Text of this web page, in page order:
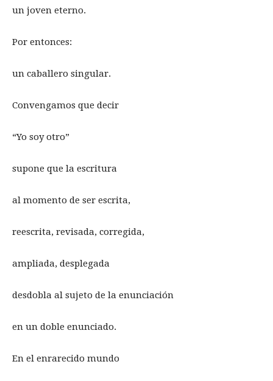
un joven eterno.
Por entonces:
un caballero singular.
Convengamos que decir
“Yo soy otro”
supone que la escritura
al momento de ser escrita,
reescrita, revisada, corregida,
ampliada, desplegada
desdobla al sujeto de la enunciación
en un doble enunciado.
En el enrarecido mundo